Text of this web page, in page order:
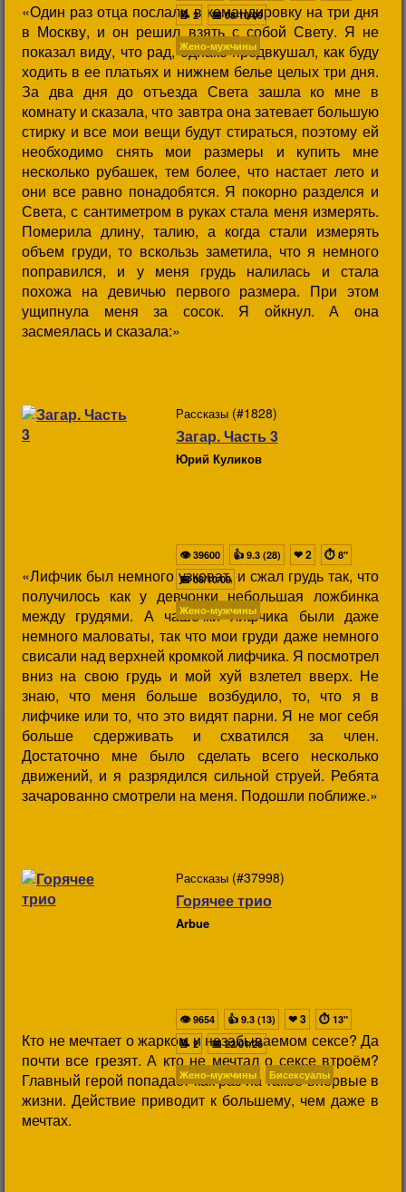
«Один раз отца послали в командировку на три дня
в Москву, и он решил взять с собой Свету. Я не
показал виду, что рад, однако предвкушал, как буду
ходить в ее платьях и нижнем белье целых три дня.
За два дня до отъезда Света зашла ко мне в
комнату и сказала, что завтра она затевает большую
стирку и все мои вещи будут стираться, поэтому ей
необходимо снять мои размеры и купить мне
несколько рубашек, тем более, что настает лето и
они все равно понадобятся. Я покорно разделся и
Света, с сантиметром в руках стала меня измерять.
Померила длину, талию, а когда стали измерять
объем груди, то вскользь заметила, что я немного
поправился, и у меня грудь налилась и стала
похожа на девичью первого размера. При этом
ущипнула меня за сосок. Я ойкнул. А она
засмеялась и сказала:»
📝 2 📅08/10/09
Жено-мужчины
Рассказы (#1828)
Загар. Часть 3
Юрий Куликов
«Лифчик был немного узковат, и сжал грудь так, что
получилось как у девчонки небольшая ложбинка
между грудями. А чашечки лифчика были даже
немного маловаты, так что мои груди даже немного
свисали над верхней кромкой лифчика. Я посмотрел
вниз на свою грудь и мой хуй взлетел вверх. Не
знаю, что меня больше возбудило, то, что я в
лифчике или то, что это видят парни. Я не мог себя
больше сдерживать и схватился за член.
Достаточно мне было сделать всего несколько
движений, и я разрядился сильной струей. Ребята
зачарованно смотрели на меня. Подошли поближе.»
👁39600 👍 9.3 (28) ❤2 ⏱ 8"
📅08/10/09
Жено-мужчины
Рассказы (#37998)
Горячее трио
Arbue
Кто не мечтает о жарком и незабываемом сексе? Да
почти все грезят. А кто не мечтал о сексе втроём?
Главный герой попадает как раз на такое впервые в
жизни. Действие приводит к большему, чем даже в
мечтах.
👁9654 👍 9.3 (13) ❤3 ⏱ 13"
📝 2 📅22/01/26
Жено-мужчины Бисексуалы